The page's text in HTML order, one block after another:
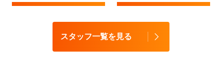
スタッフ一覧を見る